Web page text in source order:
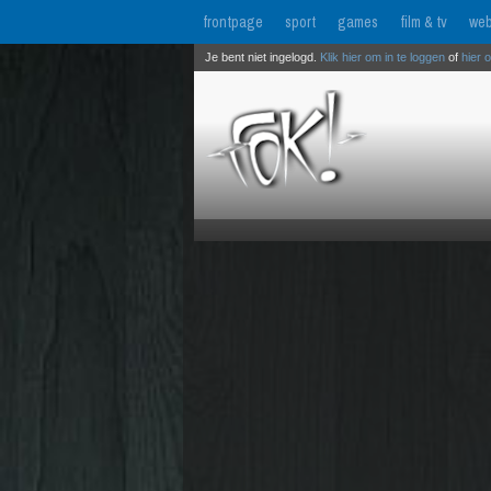
frontpage sport games film & tv
Je bent niet ingelogd. Klik hier om in te loggen of hier